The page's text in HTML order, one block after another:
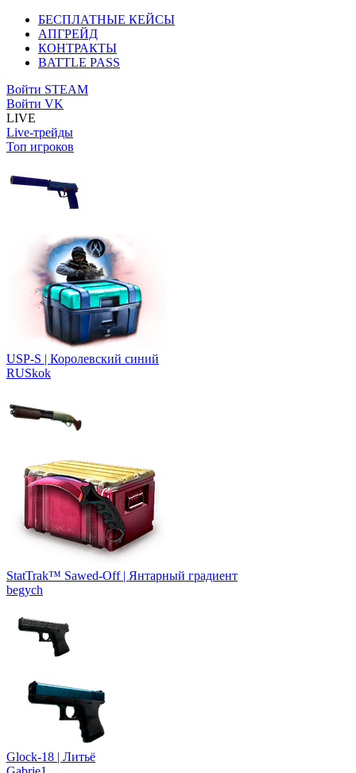
БЕСПЛАТНЫЕ КЕЙСЫ
АПГРЕЙД
КОНТРАКТЫ
BATTLE PASS
Войти STEAM
Войти VK
LIVE
Live-трейды
Топ игроков
USP-S | Королевский синий
RUSkok
StatTrak™ Sawed-Off | Янтарный градиент
begych
Glock-18 | Литьё